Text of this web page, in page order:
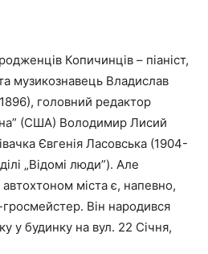
Копичинців – піаніст,
музикознавець Владислав
головний редактор
(США) Володимир Лисий
Євгенія Ласовська (1904-
„Відомі люди”). Але
автохтоном міста є, напевно,
гросмейстер. Він народився
у будинку на вул. 22 Січня,